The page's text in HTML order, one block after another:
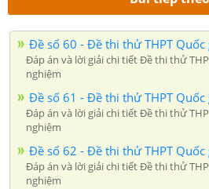
Đề số 60 - Đề thi thử THPT Quốc
Đáp án và lời giải chi tiết Đề thi thử
nghiệm
Đề số 61 - Đề thi thử THPT Quốc
Đáp án và lời giải chi tiết Đề thi thử
nghiệm
Đề số 62 - Đề thi thử THPT Quốc
Đáp án và lời giải chi tiết Đề thi thử
nghiệm